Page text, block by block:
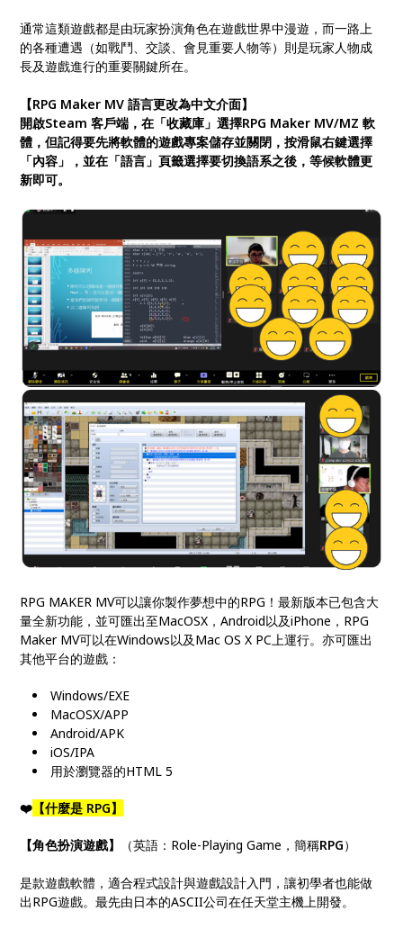
通常這類遊戲都是由玩家扮演角色在遊戲世界中漫遊，而一路上
的各種遭遇（如戰鬥、交談、會見重要人物等）則是玩家人物成
長及遊戲進行的重要關鍵所在。
【RPG Maker MV 語言更改為中文介面】
開啟Steam 客戶端，在「收藏庫」選擇RPG Maker MV/MZ 軟
體，但記得要先將軟體的遊戲專案儲存並關閉，按滑鼠右鍵選擇
「內容」，並在「語言」頁籤選擇要切換語系之後，等候軟體更
新即可。
RPG MAKER MV可以讓你製作夢想中的RPG！最新版本已包含大
量全新功能，並可匯出至MacOSX，Android以及iPhone，RPG
Maker MV可以在Windows以及Mac OS X PC上運行。亦可匯出
其他平台的遊戲：
Windows/EXE
MacOSX/APP
Android/APK
iOS/IPA
用於瀏覽器的HTML 5
❤️ 【什麼是 RPG】
【角色扮演遊戲】 （英語：Role-Playing Game，簡稱RPG）
是款遊戲軟體，適合程式設計與遊戲設計入門，讓初學者也能做
出RPG遊戲。最先由日本的ASCII公司在任天堂主機上開發。